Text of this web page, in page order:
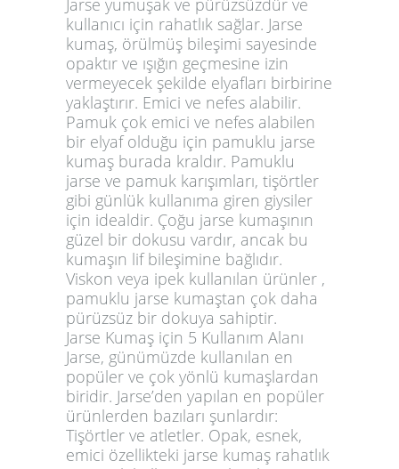
Jarse yumuşak ve pürüzsüzdür ve
kullanıcı için rahatlık sağlar. Jarse
kumaş, örülmüş bileşimi sayesinde
opaktır ve ışığın geçmesine izin
vermeyecek şekilde elyafları birbirine
yaklaştırır. Emici ve nefes alabilir.
Pamuk çok emici ve nefes alabilen
bir elyaf olduğu için pamuklu jarse
kumaş burada kraldır. Pamuklu
jarse ve pamuk karışımları, tişörtler
gibi günlük kullanıma giren giysiler
için idealdir. Çoğu jarse kumaşının
güzel bir dokusu vardır, ancak bu
kumaşın lif bileşimine bağlıdır.
Viskon veya ipek kullanılan ürünler ,
pamuklu jarse kumaştan çok daha
pürüzsüz bir dokuya sahiptir.
Jarse Kumaş için 5 Kullanım Alanı
Jarse, günümüzde kullanılan en
popüler ve çok yönlü kumaşlardan
biridir. Jarse’den yapılan en popüler
ürünlerden bazıları şunlardır:
Tişörtler ve atletler. Opak, esnek,
emici özellikteki jarse kumaş rahatlık